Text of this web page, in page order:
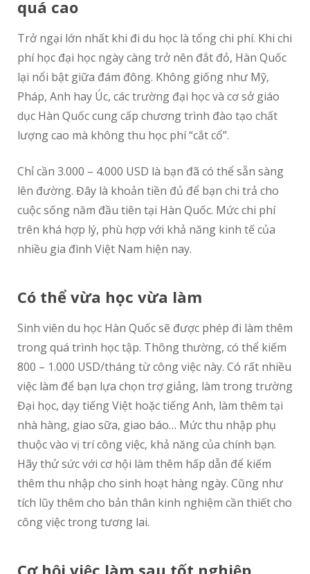
quá cao
Trở ngại lớn nhất khi đi du học là tổng chi phí. Khi chi
phí học đại học ngày càng trở nên đắt đỏ, Hàn Quốc
lại nổi bật giữa đám đông. Không giống như Mỹ,
Pháp, Anh hay Úc, các trường đại học và cơ sở giáo
dục Hàn Quốc cung cấp chương trình đào tạo chất
lượng cao mà không thu học phí “cắt cổ”.
Chỉ cần 3.000 – 4.000 USD là bạn đã có thể sẵn sàng
lên đường. Đây là khoản tiền đủ để bạn chi trả cho
cuộc sống năm đầu tiên tại Hàn Quốc. Mức chi phí
trên khá hợp lý, phù hợp với khả năng kinh tế của
nhiều gia đình Việt Nam hiện nay.
Có thể vừa học vừa làm
Sinh viên du học Hàn Quốc sẽ được phép đi làm thêm
trong quá trình học tập. Thông thường, có thể kiếm
800 – 1.000 USD/tháng từ công việc này. Có rất nhiều
việc làm để bạn lựa chọn trợ giảng, làm trong trường
Đại học, dạy tiếng Việt hoặc tiếng Anh, làm thêm tại
nhà hàng, giao sữa, giao báo… Mức thu nhập phụ
thuộc vào vị trí công việc, khả năng của chính bạn.
Hãy thử sức với cơ hội làm thêm hấp dẫn để kiếm
thêm thu nhập cho sinh hoạt hàng ngày. Cũng như
tích lũy thêm cho bản thân kinh nghiệm cần thiết cho
công việc trong tương lai.
Cơ hội việc làm sau tốt nghiệp